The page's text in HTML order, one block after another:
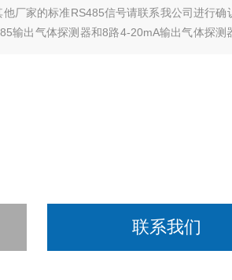
厂家的标准RS485信号请联系我公司进行确
输出气体探测器和8路4-20mA输出气体探测
联系我们